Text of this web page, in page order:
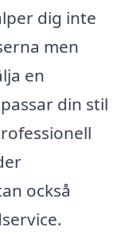
dig inte
men
en
din stil
också